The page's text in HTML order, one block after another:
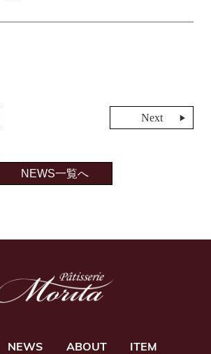
NEWS一覧へ
Next
NEWS ABOUT ITEM